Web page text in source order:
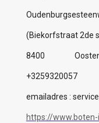
(Biekorfstraat 2de
8400
+3259320057
emailadres :
https://